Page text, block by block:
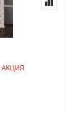
АКЦИЯ